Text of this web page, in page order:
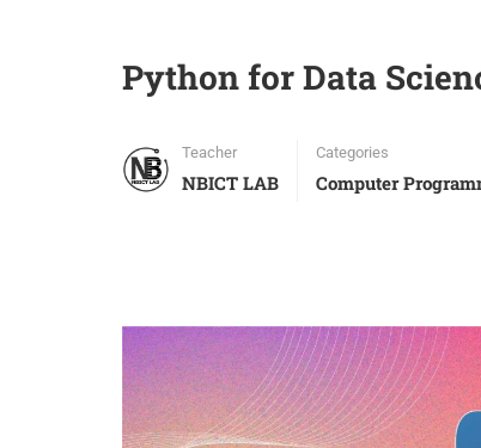
Python for Data
Teacher
NBICT LAB
Categories
Computer